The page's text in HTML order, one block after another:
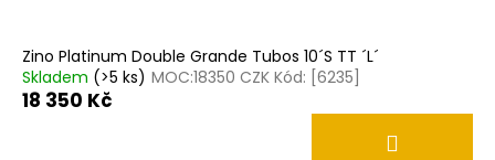
Zino Platinum Double Grande Tubos 10´S TT ´L´
Skladem (>5 ks) MOC:18350 CZK Kód: [6235]
18 350 Kč